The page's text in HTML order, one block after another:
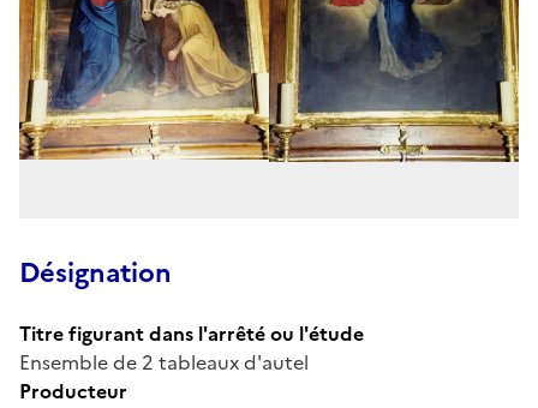
Désignation
Titre figurant dans l'arrêté ou l'étude
Ensemble de 2 tableaux d'autel
Producteur